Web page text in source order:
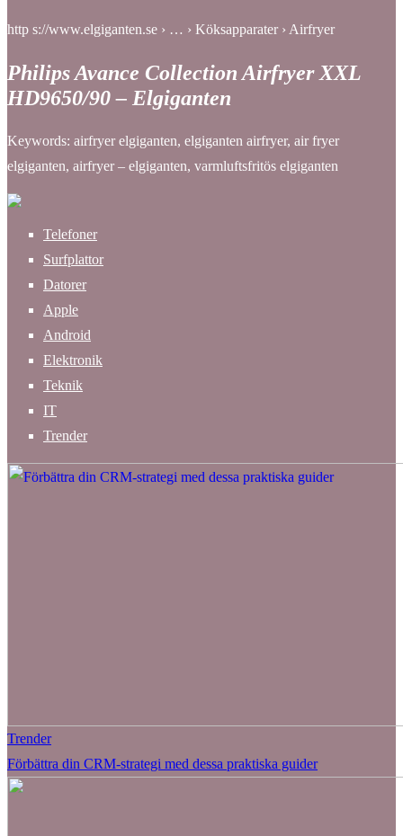
http s://www.elgiganten.se › … › Köksapparater › Airfryer
Philips Avance Collection Airfryer XXL
HD9650/90 – Elgiganten
Keywords: airfryer elgiganten, elgiganten airfryer, air fryer
elgiganten, airfryer – elgiganten, varmluftsfritös elgiganten
Telefoner
Surfplattor
Datorer
Apple
Android
Elektronik
Teknik
IT
Trender
Trender
Förbättra din CRM-strategi med dessa praktiska guider